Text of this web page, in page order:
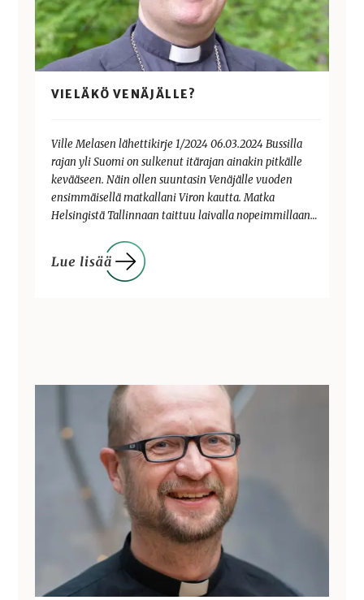
VIELÄKÖ VENÄJÄLLE?
Ville Melasen lähettikirje 1/2024 06.03.2024 Bussilla
rajan yli Suomi on sulkenut itärajan ainakin pitkälle
kevääseen. Näin ollen suuntasin Venäjälle vuoden
ensimmäisellä matkallani Viron kautta. Matka
Helsingistä Tallinnaan taittuu laivalla nopeimmillaan…